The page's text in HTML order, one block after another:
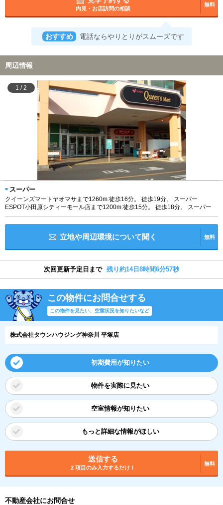
内見・お店訪問の相談
無料
おすすめ 電話ならやりとりがスムーズです
周辺情報
1 /2
スーパー
クイーンズマートヤオマサまで1260m:徒歩16分。 徒歩19分。 スーパー
ESPOT小田原シティーモール店まで1200m:徒歩15分。 徒歩18分。 スーパー
立地や周辺環境について聞く 無料
次回更新予定日まで 残り約14日8時間6分56秒
この物件にお問合せする
この物件を見たい、空室状況を知りたいなど
株式会社タウンハウジング神奈川 平塚店
初期費用が知りたい
物件を実際に見たい
空室情報が知りたい
もっと詳細な情報がほしい
送信する
2 項目のみ入力するだけ！
無料
不動産会社にお問合せ